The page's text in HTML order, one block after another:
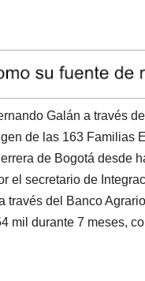
Galán a través
de las 163 Familias
de Bogotá desde
el secretario de
través del Banco
mil durante 7 meses,